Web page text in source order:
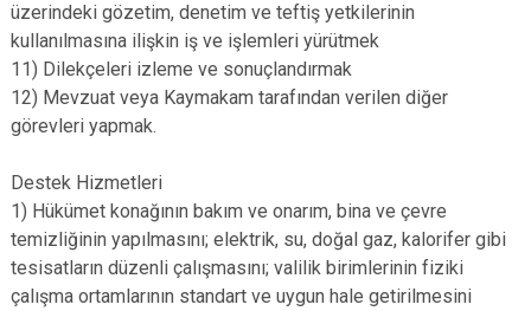
üzerindeki gözetim, denetim ve teftiş yetkilerinin
kullanılmasına ilişkin iş ve işlemleri yürütmek
11) Dilekçeleri izleme ve sonuçlandırmak
12) Mevzuat veya Kaymakam tarafından verilen diğer
görevleri yapmak.
Destek Hizmetleri
1) Hükümet konağının bakım ve onarım, bina ve çevre
temizliğinin yapılmasını; elektrik, su, doğal gaz, kalorifer gibi
tesisatların düzenli çalışmasını; valilik birimlerinin fiziki
çalışma ortamlarının standart ve uygun hale getirilmesini